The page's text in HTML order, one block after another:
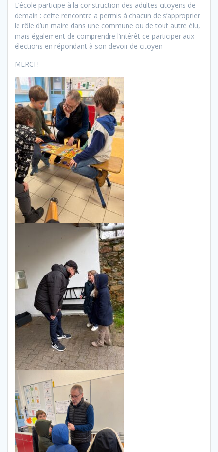
L’école participe à la construction des adultes citoyens de
demain : cette rencontre a permis à chacun de s’approprier
le rôle d’un maire dans une commune ou de tout autre élu,
mais également de comprendre l’intérêt de participer aux
élections en répondant à son devoir de citoyen.
MERCI !